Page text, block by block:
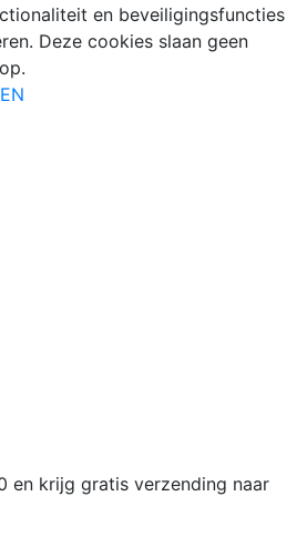
en beveiligingsfuncties
Deze cookies slaan geen
en krijg gratis verzending naar